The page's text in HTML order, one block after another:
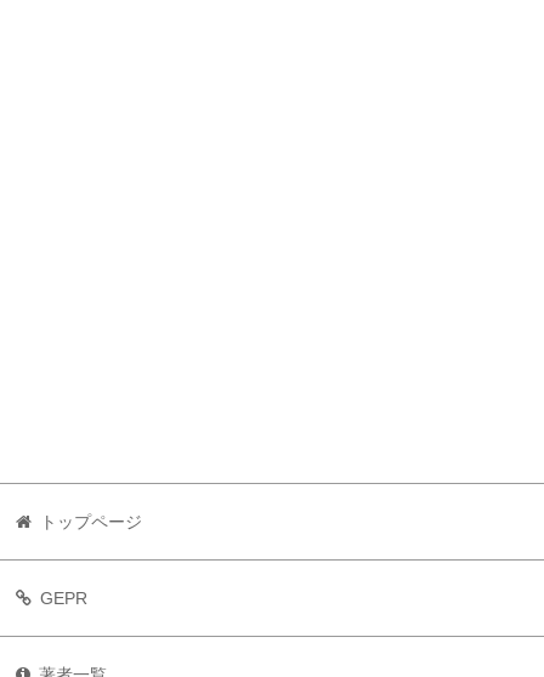
トップページ
GEPR